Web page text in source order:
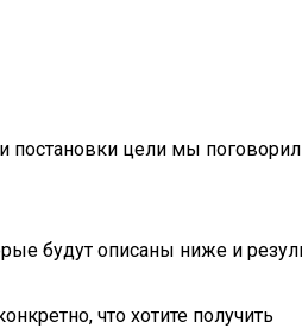
постановки цели мы
будут описаны ниже и
что хотите получить